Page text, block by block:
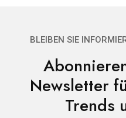
BLEIBEN SIE
Newsletter
Trends